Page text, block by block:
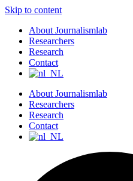
Skip to content
About Journalismlab
Researchers
Research
Contact
About Journalismlab
Researchers
Research
Contact